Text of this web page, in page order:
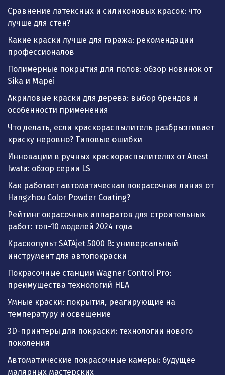
Сравнение латексных и силиконовых красок: что
лучше для стен?
Какие краски лучше для гаража: рекомендации
профессионалов
Полимерные покрытия для полов: обзор новинок от
Sika и Mapei
Акриловые краски для дерева: выбор брендов и
особенности применения
Что делать, если краскораспылитель разбрызгивает
краску неровно? Типовые ошибки
Инновации в ручных краскораспылителях от Anest
Iwata: обзор серии LS
Как работает автоматическая покрасочная линия от
Hangzhou Color Powder Coating?
Рейтинг окрасочных аппаратов для строительных
работ: топ-10 моделей 2024 года
Краскопульт SATAjet 5000 B: универсальный
инструмент для автопокраски
Покрасочные станции Wagner Control Pro:
преимущества технологий HEA
Умные краски: покрытия, реагирующие на
температуру и освещение
3D-принтеры для покраски: технологии нового
поколения
Автоматические покрасочные камеры: будущее
малярных мастерских